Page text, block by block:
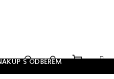
S ODBĚREM
Hledat
Přihlášení